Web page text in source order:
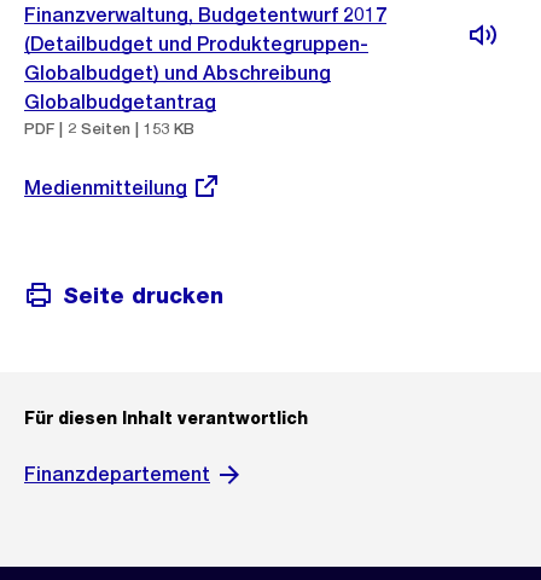
Finanzverwaltung, Budgetentwurf 2017
(Detailbudget und Produktegruppen-
Globalbudget) und Abschreibung
Globalbudgetantrag
PDF | 2 Seiten | 153 KB
Externer
Medienmitteilung
Seite drucken
Für diesen Inhalt verantwortlich
Finanzdepartement